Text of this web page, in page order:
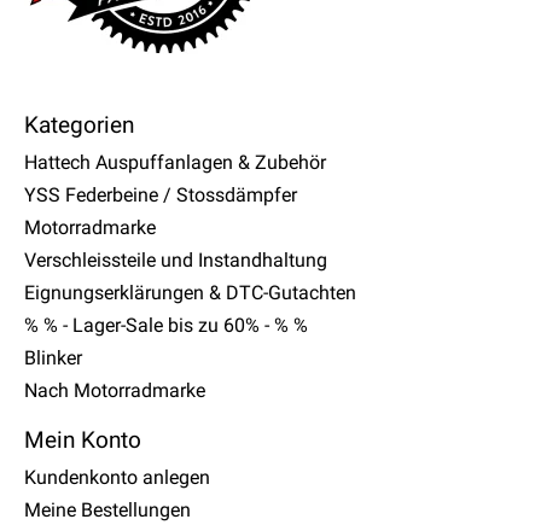
Kategorien
Hattech Auspuffanlagen & Zubehör
YSS Federbeine / Stossdämpfer
Motorradmarke
Verschleissteile und Instandhaltung
Eignungserklärungen & DTC-Gutachten
% % - Lager-Sale bis zu 60% - % %
Blinker
Nach Motorradmarke
Mein Konto
Kundenkonto anlegen
Meine Bestellungen